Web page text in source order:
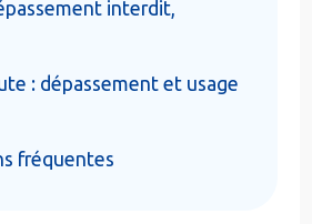
interdit,
: dépassement et usage
fréquentes